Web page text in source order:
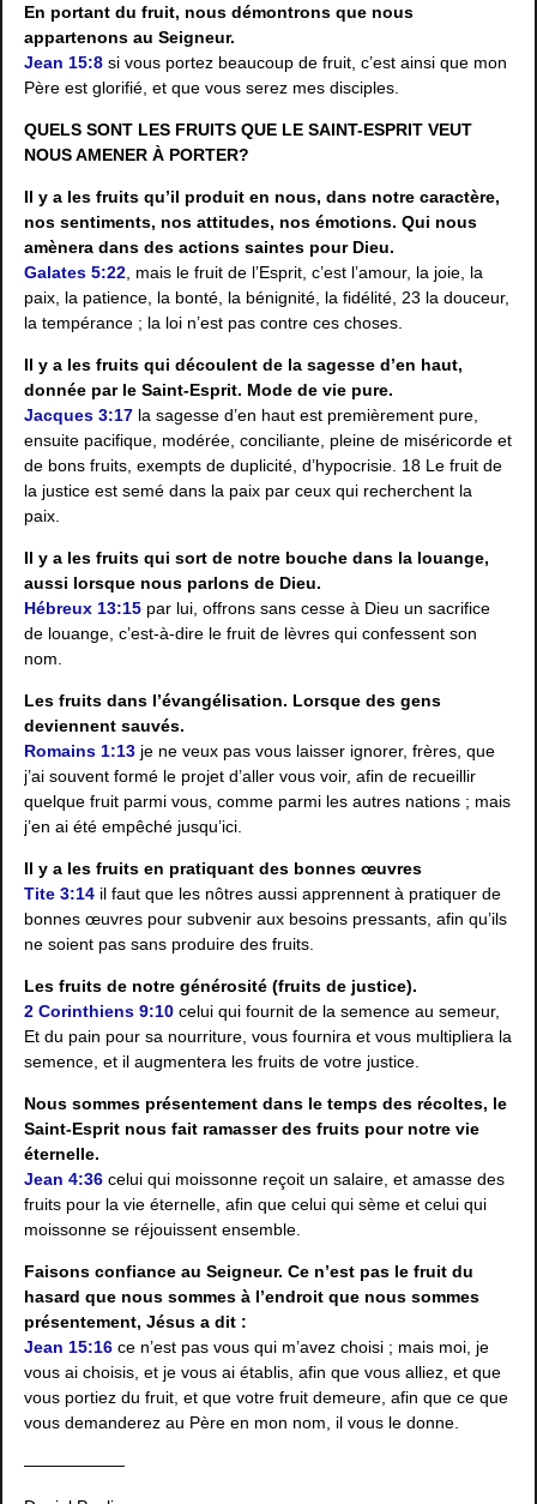
En portant du fruit, nous démontrons que nous
appartenons au Seigneur.
Jean 15:8 si vous portez beaucoup de fruit, c’est ainsi que mon
Père est glorifié, et que vous serez mes disciples.
QUELS SONT LES FRUITS QUE LE SAINT-ESPRIT VEUT
NOUS AMENER À PORTER?
Il y a les fruits qu’il produit en nous, dans notre caractère,
nos sentiments, nos attitudes, nos émotions. Qui nous
amènera dans des actions saintes pour Dieu.
Galates 5:22 , mais le fruit de l’Esprit, c’est l’amour, la joie, la
paix, la patience, la bonté, la bénignité, la fidélité, 23 la douceur,
la tempérance ; la loi n’est pas contre ces choses.
Il y a les fruits qui découlent de la sagesse d’en haut,
donnée par le Saint-Esprit. Mode de vie pure.
Jacques 3:17 la sagesse d’en haut est premièrement pure,
ensuite pacifique, modérée, conciliante, pleine de miséricorde et
de bons fruits, exempts de duplicité, d’hypocrisie. 18 Le fruit de
la justice est semé dans la paix par ceux qui recherchent la
paix.
Il y a les fruits qui sort de notre bouche dans la louange,
aussi lorsque nous parlons de Dieu.
Hébreux 13:15 par lui, offrons sans cesse à Dieu un sacrifice
de louange, c’est-à-dire le fruit de lèvres qui confessent son
nom.
Les fruits dans l’évangélisation. Lorsque des gens
deviennent sauvés.
Romains 1:13 je ne veux pas vous laisser ignorer, frères, que
j’ai souvent formé le projet d’aller vous voir, afin de recueillir
quelque fruit parmi vous, comme parmi les autres nations ; mais
j’en ai été empêché jusqu’ici.
Il y a les fruits en pratiquant des bonnes œuvres
Tite 3:14 il faut que les nôtres aussi apprennent à pratiquer de
bonnes œuvres pour subvenir aux besoins pressants, afin qu’ils
ne soient pas sans produire des fruits.
Les fruits de notre générosité (fruits de justice).
2 Corinthiens 9:10 celui qui fournit de la semence au semeur,
Et du pain pour sa nourriture, vous fournira et vous multipliera la
semence, et il augmentera les fruits de votre justice.
Nous sommes présentement dans le temps des récoltes, le
Saint-Esprit nous fait ramasser des fruits pour notre vie
éternelle.
Jean 4:36 celui qui moissonne reçoit un salaire, et amasse des
fruits pour la vie éternelle, afin que celui qui sème et celui qui
moissonne se réjouissent ensemble.
Faisons confiance au Seigneur. Ce n’est pas le fruit du
hasard que nous sommes à l’endroit que nous sommes
présentement, Jésus a dit :
Jean 15:16 ce n’est pas vous qui m’avez choisi ; mais moi, je
vous ai choisis, et je vous ai établis, afin que vous alliez, et que
vous portiez du fruit, et que votre fruit demeure, afin que ce que
vous demanderez au Père en mon nom, il vous le donne.
——————